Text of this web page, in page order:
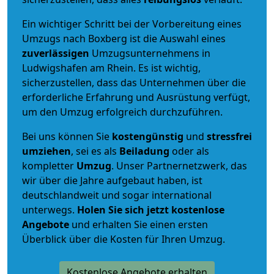
Ein wichtiger Schritt bei der Vorbereitung eines
Umzugs nach Boxberg ist die Auswahl eines
zuverlässigen Umzugsunternehmens in
Ludwigshafen am Rhein. Es ist wichtig,
sicherzustellen, dass das Unternehmen über die
erforderliche Erfahrung und Ausrüstung verfügt,
um den Umzug erfolgreich durchzuführen.
Bei uns können Sie kostengünstig und stressfrei
umziehen, sei es als Beiladung oder als
kompletter Umzug. Unser Partnernetzwerk, das
wir über die Jahre aufgebaut haben, ist
deutschlandweit und sogar international
unterwegs. Holen Sie sich jetzt kostenlose
Angebote und erhalten Sie einen ersten
Überblick über die Kosten für Ihren Umzug.